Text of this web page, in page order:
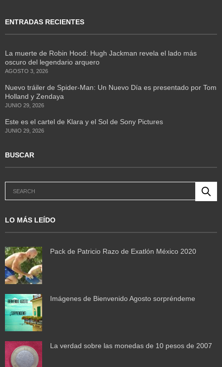
ENTRADAS RECIENTES
La muerte de Robin Hood: Hugh Jackman revela el lado más
oscuro del legendario arquero
AGOSTO 3, 2026
Nuevo tráiler de Spider-Man: Un Nuevo Día es presentado por Tom
Holland y Zendaya
JUNIO 29, 2026
Este es el cartel de Klara y el Sol de Sony Pictures
JUNIO 29, 2026
BUSCAR
LO MÁS LEÍDO
Pack de Patricio Razo de Exatlón México 2020
Imágenes de Bienvenido Agosto sorpréndeme
La verdad sobre las monedas de 10 pesos de 2007